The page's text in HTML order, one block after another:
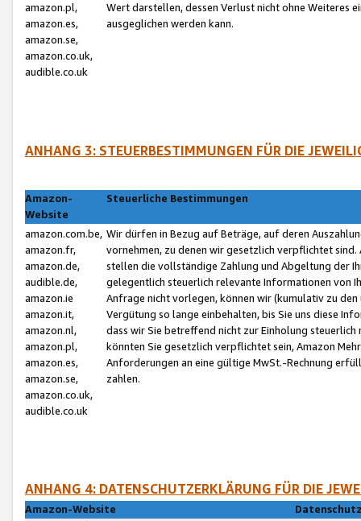
amazon.pl,
amazon.es,
amazon.se,
amazon.co.uk,
audible.co.uk
Wert darstellen, dessen Verlust nicht ohne Weiteres
ausgeglichen werden kann.
ANHANG 3: STEUERBESTIMMUNGEN FÜR DIE
Amazon-
Website
Steuerliche Bestimmungen
amazon.com.be,
amazon.fr,
amazon.de,
audible.de,
amazon.ie
amazon.it,
amazon.nl,
amazon.pl,
amazon.es,
amazon.se,
amazon.co.uk,
audible.co.uk
Wir dürfen in Bezug auf Beträge, auf deren
vornehmen, zu denen wir gesetzlich verpflichtet
stellen die vollständige Zahlung und Abgeltung der
gelegentlich steuerlich relevante Informationen von
Anfrage nicht vorlegen, können wir (kumulativ zu
Vergütung so lange einbehalten, bis Sie uns diese
dass wir Sie betreffend nicht zur Einholung
könnten Sie gesetzlich verpflichtet sein, Amazon
Anforderungen an eine gültige MwSt.-Rechnung
zahlen.
ANHANG 4: DATENSCHUTZERKLÄRUNG FÜR DIE
Amazon-Website